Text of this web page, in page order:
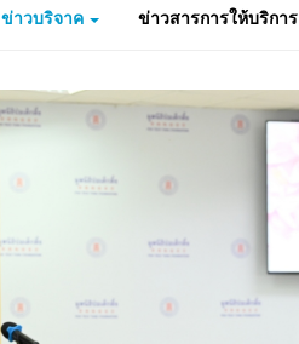
ข่าวบริจาค ข่าวสารการให้บริการ